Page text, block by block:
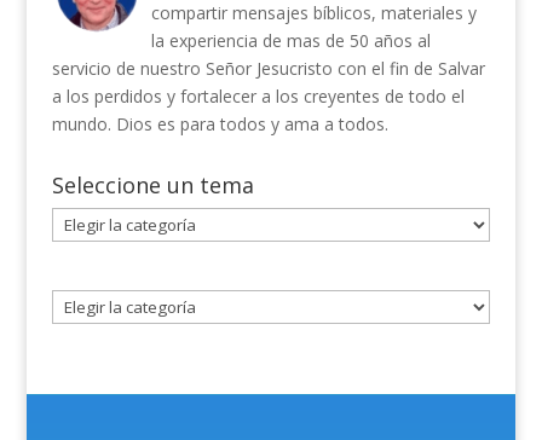
compartir mensajes bíblicos, materiales y
la experiencia de mas de 50 años al
servicio de nuestro Señor Jesucristo con el fin de Salvar
a los perdidos y fortalecer a los creyentes de todo el
mundo. Dios es para todos y ama a todos.
Seleccione un tema
Seleccione
un